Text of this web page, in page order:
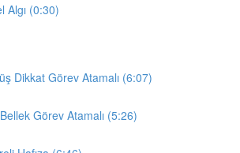
Algı (0:30)
Dikkat Görev Atamalı (6:07)
Görev Atamalı (5:26)